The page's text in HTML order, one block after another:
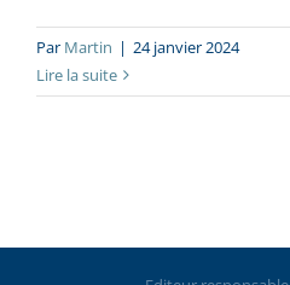
Par Martin | 24 janvier 2024
Lire la suite